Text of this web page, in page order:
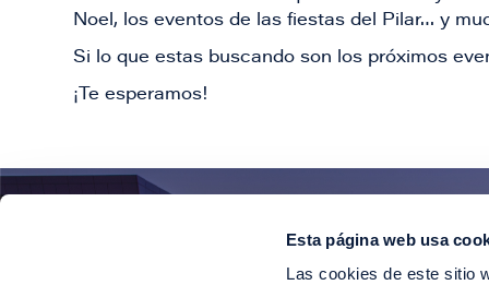
Esta página web usa
Las cookies de este sitio
Noel, los eventos de las fiestas del Pilar… y
Si lo que estas buscando son los próximos
¡Te esperamos!